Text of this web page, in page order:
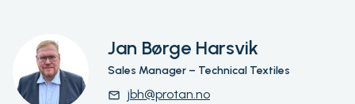
Jan Børge Harsvik
Sales Manager – Technical Textiles
email jbh@protan.no